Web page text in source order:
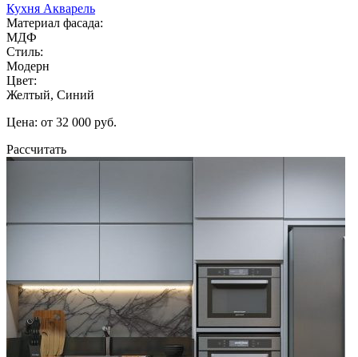
Кухня Акварель
Материал фасада:
МДФ
Стиль:
Модерн
Цвет:
Желтый, Синий
Цена: от 32 000 руб.
Рассчитать